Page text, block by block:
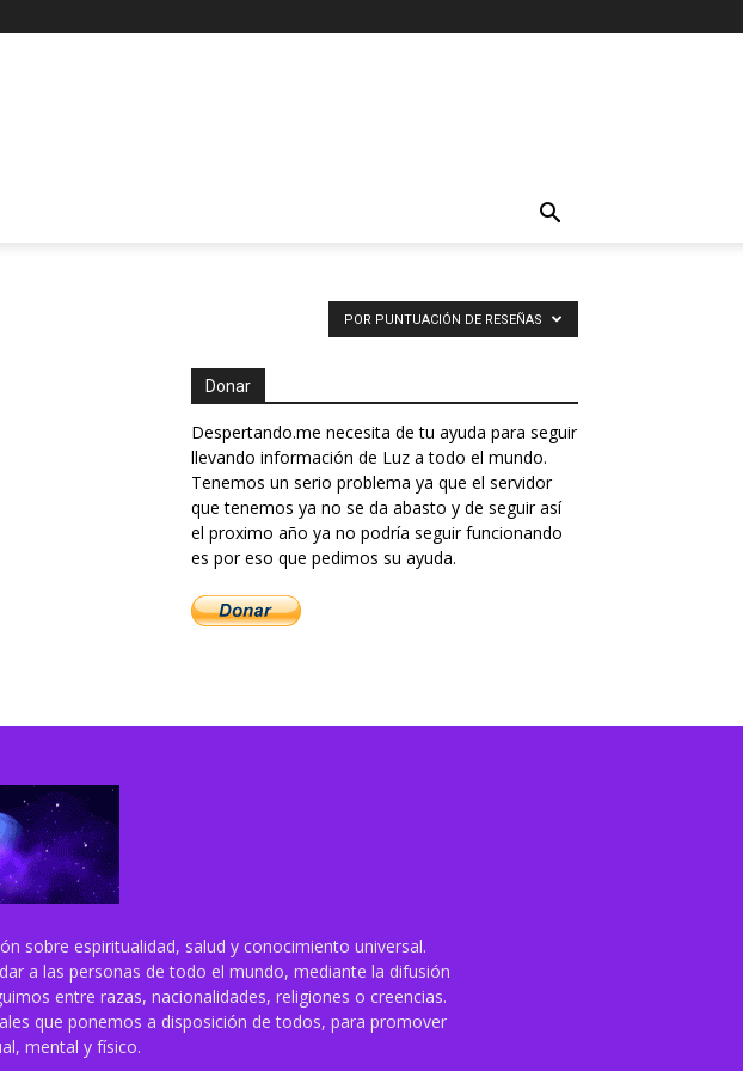
POR PUNTUACIÓN DE RESEÑAS
Donar
Despertando.me necesita de tu ayuda para seguir
llevando información de Luz a todo el mundo.
Tenemos un serio problema ya que el servidor
que tenemos ya no se da abasto y de seguir así
el proximo año ya no podría seguir funcionando
es por eso que pedimos su ayuda.
sobre espiritualidad, salud y conocimiento universal.
a las personas de todo el mundo, mediante la difusión
entre razas, nacionalidades, religiones o creencias.
que ponemos a disposición de todos, para promover
mental y físico.